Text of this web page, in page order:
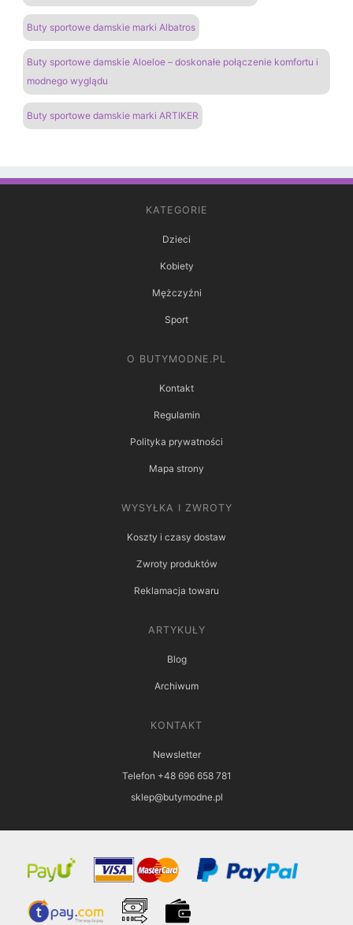
Buty sportowe damskie marki Albatros
Buty sportowe damskie Aloeloe – doskonałe połączenie komfortu i
modnego wyglądu
Buty sportowe damskie marki ARTIKER
KATEGORIE
Dzieci
Kobiety
Mężczyźni
Sport
O BUTYMODNE.PL
Kontakt
Regulamin
Polityka prywatności
Mapa strony
WYSYŁKA I ZWROTY
Koszty i czasy dostaw
Zwroty produktów
Reklamacja towaru
ARTYKUŁY
Blog
Archiwum
KONTAKT
Newsletter
Telefon +48 696 658 781
sklep@butymodne.pl